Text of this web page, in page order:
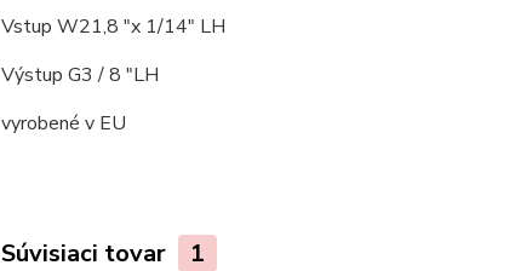
Vstup W21,8 "x 1/14" LH
Výstup G3 / 8 "LH
vyrobené v EU
Súvisiaci tovar 1